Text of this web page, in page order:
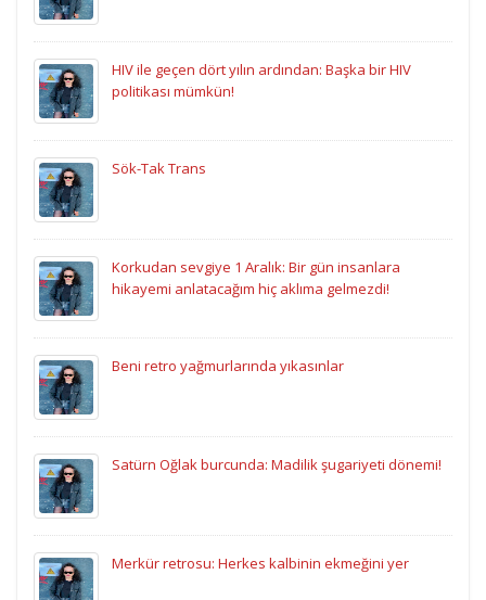
HIV ile geçen dört yılın ardından: Başka bir HIV
politikası mümkün!
Sök-Tak Trans
Korkudan sevgiye 1 Aralık: Bir gün insanlara
hikayemi anlatacağım hiç aklıma gelmezdi!
Beni retro yağmurlarında yıkasınlar
Satürn Oğlak burcunda: Madilik şugariyeti dönemi!
Merkür retrosu: Herkes kalbinin ekmeğini yer